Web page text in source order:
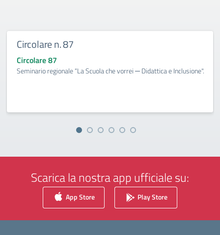
Circolare n. 87
Circolare 87
Seminario regionale “La Scuola che vorrei ─ Didattica e Inclusione".
Scarica la nostra app ufficiale su:
App Store Play Store